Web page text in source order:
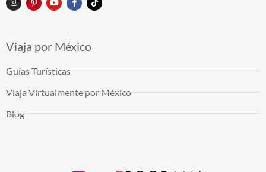
Viaja por México
Guías Turísticas
Viaja Virtualmente por México
Blog